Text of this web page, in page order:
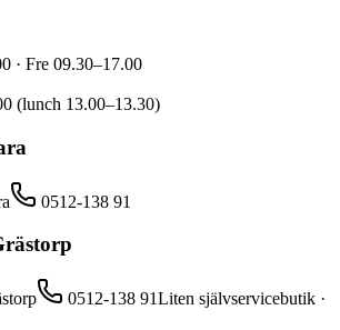
· Fre 09.30–17.00
(lunch 13.00–13.30)
0512-138 91
0512-138 91Liten självservicebutik ·